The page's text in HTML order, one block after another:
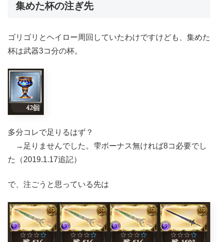
集めた杯の注ぎ先
ゴリゴリとヘイロー周回していたわけですけども、集めた
杯は武器3コ分の杯。
多分コレで足りるはず？
→足りませんでした。雫ボーナス無ければ8コ必要でし
た（2019.1.17追記）
で、注ごうと思っている先は